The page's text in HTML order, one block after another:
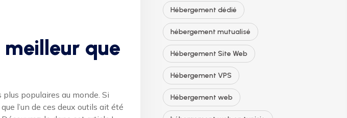
meilleur que
populaires au monde. Si
l’un de ces deux outils ait été
Hébergement dédié
hébergement mutualisé
Hébergement Site Web
Hébergement VPS
Hébergement web